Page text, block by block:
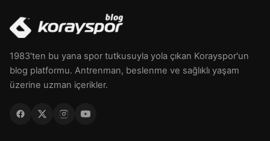
1983'ten bu yana spor tutkusuyla yola çıkan Korayspor'un
blog platformu. Antrenman, beslenme ve sağlıklı yaşam
üzerine uzman içerikler.